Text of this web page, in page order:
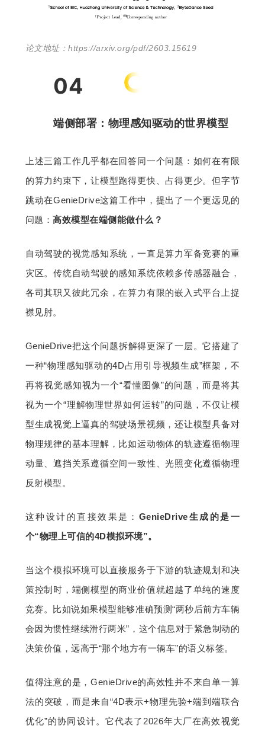
论文地址：https://arxiv.org/pdf/2603.15619
04
端侧部署：物理感知驱动的世界模型
上述三篇工作几乎都在回答同一个问题：如何在有限
的算力约束下，让模型跑得更快、占得更少。但字节
跳动在GenieDrive这篇工作中，提出了一个更远见的
问题：高效模型在端侧能做什么？
自动驾驶的视觉感知系统，一直是算力军备竞赛的重
灾区。传统自动驾驶的感知系统依赖多传感器融合，
各司其职又彼此冗余，在算力有限的嵌入式平台上捉
襟见肘。
GenieDrive把这个问题拆解得更深了一层。它搭建了
一种“物理感知驱动的4D占用引导视频生成”框架，不
再将视觉感知视为一个“看懂图像”的问题，而是将其
视为一个“理解物理世界如何运转”的问题，不仅让模
型生成视觉上逼真的驾驶场景视频，还让模型具备对
物理规律的基本理解，比如运动物体的轨迹遵循物理
动量、遮挡关系遵循空间一致性、光照变化遵循物理
反射模型。
这种设计的直接效果是： GenieDrive生成的是一
个“物理上可信的4D模拟环境”。
当这个模拟环境可以直接服务于下游的轨迹规划和决
策控制时，端侧模型的商业价值就超越了单纯的速度
竞赛。比如说如果模型能够准确预测“两秒后前方车辆
会因为惯性继续滑行两米”，这个信息对于紧急制动的
决策价值，远高于“那个地方有一辆车”的语义标签。
值得注意的是，GenieDrive的高效性并不来自单一算
法的突破，而是来自“4D表示+物理先验+端到端联合
优化”的协同设计。它代表了2026年大厂在高效视觉